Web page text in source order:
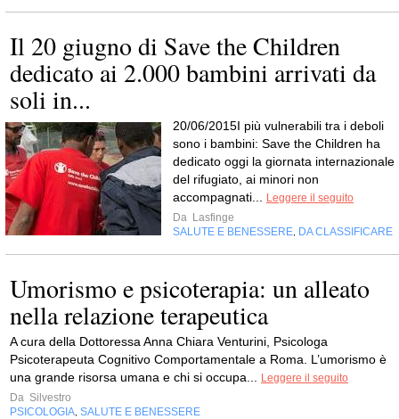
Il 20 giugno di Save the Children
dedicato ai 2.000 bambini arrivati da
soli in...
20/06/2015I più vulnerabili tra i deboli
sono i bambini: Save the Children ha
dedicato oggi la giornata internazionale
del rifugiato, ai minori non
accompagnati...
Leggere il seguito
Da Lasfinge
SALUTE E BENESSERE DA CLASSIFICARE
Umorismo e psicoterapia: un alleato
nella relazione terapeutica
A cura della Dottoressa Anna Chiara Venturini, Psicologa
Psicoterapeuta Cognitivo Comportamentale a Roma. L’umorismo è
una grande risorsa umana e chi si occupa...
Leggere il seguito
Da Silvestro
PSICOLOGIA SALUTE E BENESSERE